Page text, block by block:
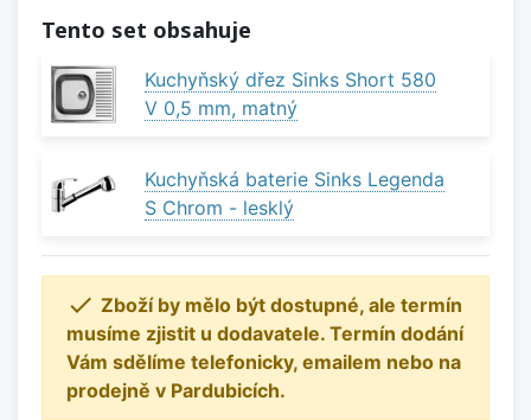
Tento set obsahuje
Kuchyňský dřez Sinks Short 580
V 0,5 mm, matný
Kuchyňská baterie Sinks Legenda
S Chrom - lesklý
 Zboží by mělo být dostupné, ale termín
musíme zjistit u dodavatele. Termín dodání
Vám sdělíme telefonicky, emailem nebo na
prodejně v Pardubicích.